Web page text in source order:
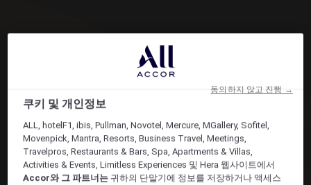
쿠키 및 개인정보
ALL, hotelF1, ibis, Pullman, Novotel, Mercure, MGallery, Sofitel,
Movenpick, Mantra, Resorts, Business Travel, Meetings,
Travelpros, Restaurants & Bars, Spa, Apartments & Villas,
Activities & Events, Limitless Experiences 및 Hera 웹사이트에서
Accor와 그 파트너는 귀하의 단말기에 정보를 저장하거나 액세스
동의하지 않고 진행 →